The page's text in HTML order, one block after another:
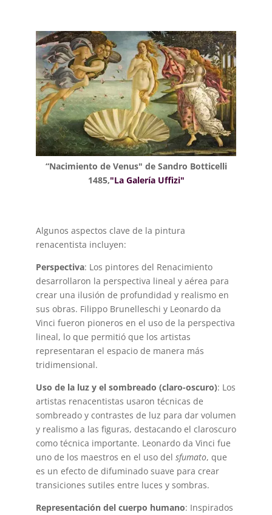
“Nacimiento de Venus" de Sandro Botticelli
1485,"La Galería Uffizi"
Algunos aspectos clave de la pintura
renacentista incluyen:
Perspectiva: Los pintores del Renacimiento
desarrollaron la perspectiva lineal y aérea para
crear una ilusión de profundidad y realismo en
sus obras. Filippo Brunelleschi y Leonardo da
Vinci fueron pioneros en el uso de la perspectiva
lineal, lo que permitió que los artistas
representaran el espacio de manera más
tridimensional.
Uso de la luz y el sombreado (claro-oscuro): Los
artistas renacentistas usaron técnicas de
sombreado y contrastes de luz para dar volumen
y realismo a las figuras, destacando el claroscuro
como técnica importante. Leonardo da Vinci fue
uno de los maestros en el uso del sfumato, que
es un efecto de difuminado suave para crear
transiciones sutiles entre luces y sombras.
Representación del cuerpo humano: Inspirados